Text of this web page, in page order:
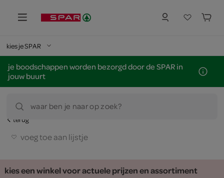
kies je SPAR
je boodschappen worden bezorgd door de SPAR in
jouw buurt
waar ben je naar op zoek?
terug
voeg toe aan lijstje
kies een winkel voor actuele prijzen en assortiment